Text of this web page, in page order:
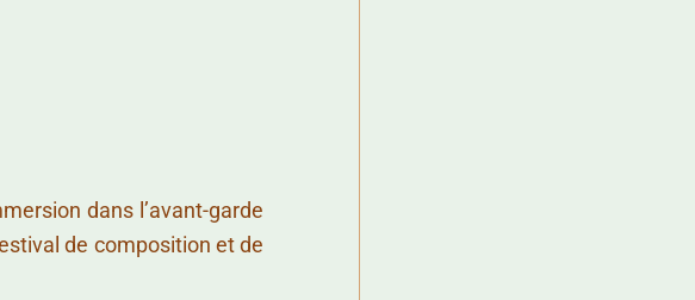
dans l’avant-garde
de composition et de